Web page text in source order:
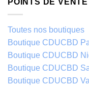
POINTS DE
Toutes nos boutiques
Boutique CDUCBD
Boutique CDUCBD
Boutique CDUCBD
Boutique CDUCBD